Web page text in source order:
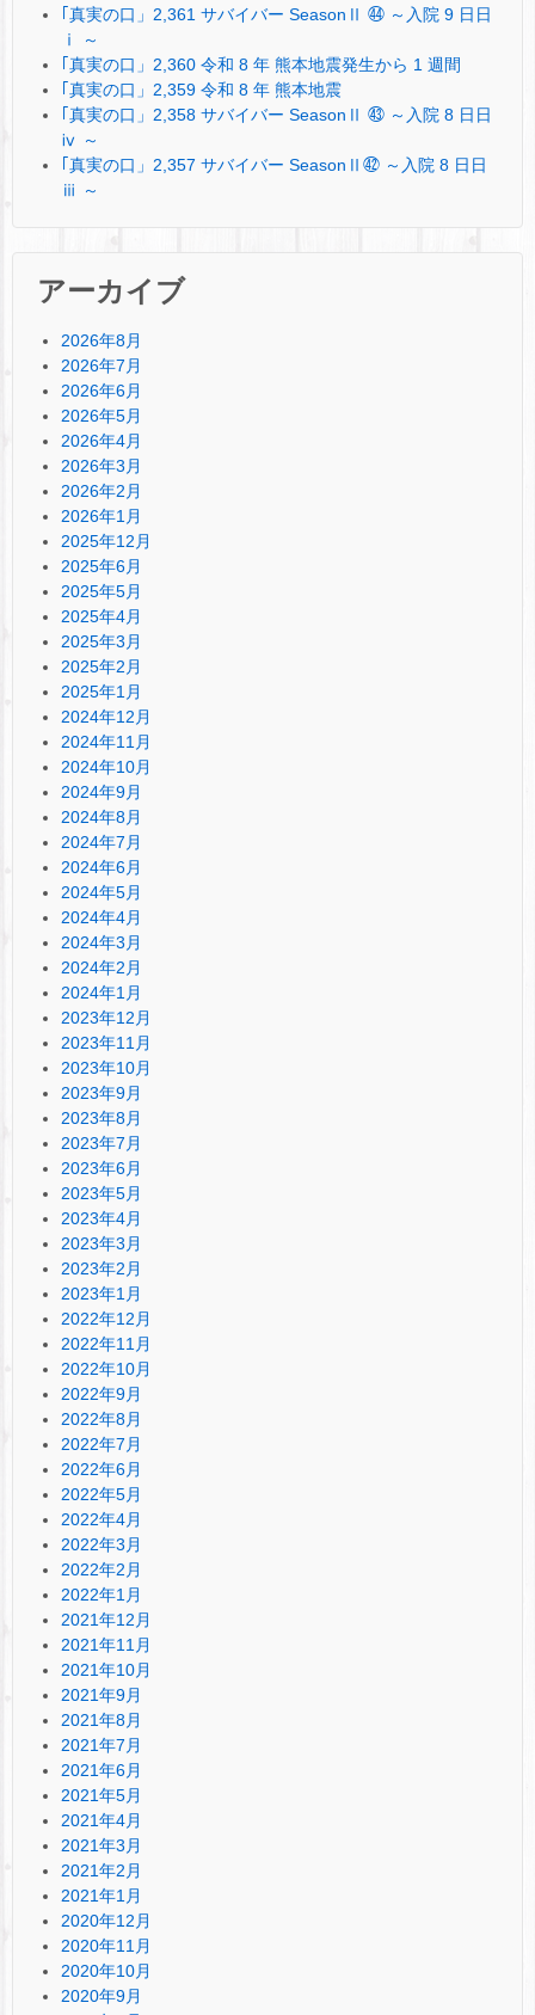
｢真実の口」2,361 サバイバー SeasonⅡ ㊹ ～入院 9 日日
ⅰ ～
｢真実の口」2,360 令和 8 年 熊本地震発生から 1 週間
｢真実の口」2,359 令和 8 年 熊本地震
｢真実の口」2,358 サバイバー SeasonⅡ ㊸ ～入院 8 日日
ⅳ ～
｢真実の口」2,357 サバイバー SeasonⅡ㊷ ～入院 8 日日
ⅲ ～
アーカイブ
2026年8月
2026年7月
2026年6月
2026年5月
2026年4月
2026年3月
2026年2月
2026年1月
2025年12月
2025年6月
2025年5月
2025年4月
2025年3月
2025年2月
2025年1月
2024年12月
2024年11月
2024年10月
2024年9月
2024年8月
2024年7月
2024年6月
2024年5月
2024年4月
2024年3月
2024年2月
2024年1月
2023年12月
2023年11月
2023年10月
2023年9月
2023年8月
2023年7月
2023年6月
2023年5月
2023年4月
2023年3月
2023年2月
2023年1月
2022年12月
2022年11月
2022年10月
2022年9月
2022年8月
2022年7月
2022年6月
2022年5月
2022年4月
2022年3月
2022年2月
2022年1月
2021年12月
2021年11月
2021年10月
2021年9月
2021年8月
2021年7月
2021年6月
2021年5月
2021年4月
2021年3月
2021年2月
2021年1月
2020年12月
2020年11月
2020年10月
2020年9月